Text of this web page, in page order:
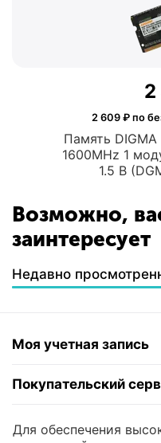
Память DIGMA
1600MHz 1
1.5 В
2
2 609 ₽ по
Возможно,
заинтересует
Недавно
Моя учетная запись
Покупательский
Контакты
Для обеспечения